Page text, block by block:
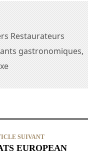
Restaurateurs
gastronomiques,
SUIVANT
EUROPEAN